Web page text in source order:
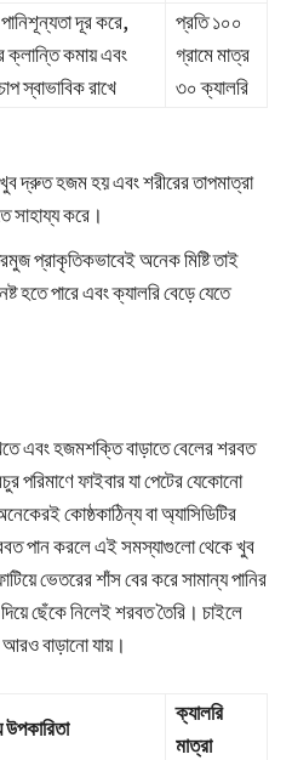
দূর করে,
ক্লান্তি কমায় এবং
স্বাভাবিক রাখে
প্রতি ১০০
গ্রামে মাত্র
৩০ ক্যালরি
দ্রুত হজম হয় এবং শরীরের তাপমাত্রা
সাহায্য করে।
প্রাকৃতিকভাবেই অনেক মিষ্টি তাই
হতে পারে এবং ক্যালরি বেড়ে যেতে
এবং হজমশক্তি বাড়াতে বেলের শরবত
পরিমাণে ফাইবার যা পেটের যেকোনো
কোষ্ঠকাঠিন্য বা অ্যাসিডিটির
পান করলে এই সমস্যাগুলো থেকে খুব
ভেতরের শাঁস বের করে সামান্য পানির
ছেঁকে নিলেই শরবত তৈরি। চাইলে
আরও বাড়ানো যায়।
উপকারিতা
ক্যালরি
মাত্রা